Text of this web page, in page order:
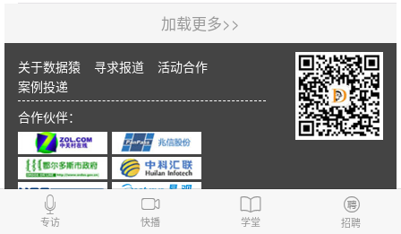
加载更多>>
关于数据猿 寻求报道
活动合作
案例投递
合作伙伴：
专访 快播 学堂 招聘